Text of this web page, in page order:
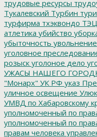
трудовые ресурсы
Тукалевский Турбин
турфирма тхэквондо ТЭЦ
атлетика убийство
убыточность увольнение
уголовное
розыск уголоное дело
УЖАСЫ НАШЕГО
"Монарх" УК РФ указ
уличное освещение
УМВД по Хабаровскому
уполномоченный по
уполномоченный по
правам человека